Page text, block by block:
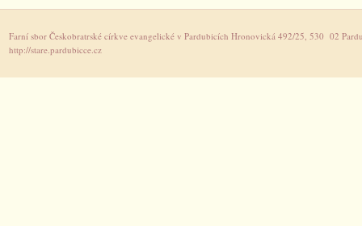
Farní sbor Českobratrské církve evangelické v Pardubicích Hronovická 492/25, 530 02
http://stare.pardubicce.cz